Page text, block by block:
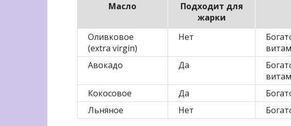
Масло
Подходит для
жарки
Оливковое
(extra virgin)
Нет
Авокадо
Да
Кокосовое
Да
Льняное
Нет